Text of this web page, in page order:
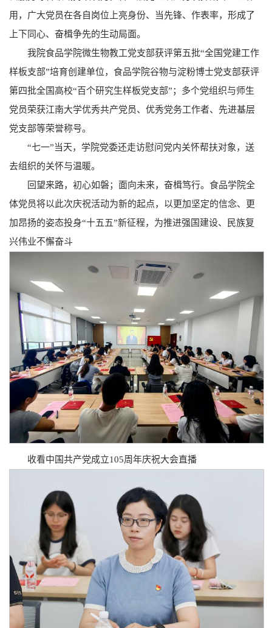
用，广大党员在各自岗位上亮身份、当先锋、作表率，形成了
上下同心、奋楫争先的生动局面。
我院食品学院微生物教工党支部获评第五批“全国党建工作
样板支部”培育创建单位，食品学院谷物与淀粉博士党支部获评
第四批全国高校“百个研究生样板党支部”；多个党组织与师生
党员荣获江南大学优秀共产党员、优秀党务工作者、先进基层
党支部等荣誉称号。
“七一”当天，学院党委还走访慰问党内关怀帮扶对象，送
去组织的关怀与温暖。
回望来路，初心如磐；面向未来，奋楫笃行。食品学院全
体党员将以此次庆祝活动为新的起点，以更加坚定的信念、更
加昂扬的姿态投身“十五五”新征程，为推进强国建设、民族复
兴伟业不懈奋斗
收看中国共产党成立105周年庆祝大会直播